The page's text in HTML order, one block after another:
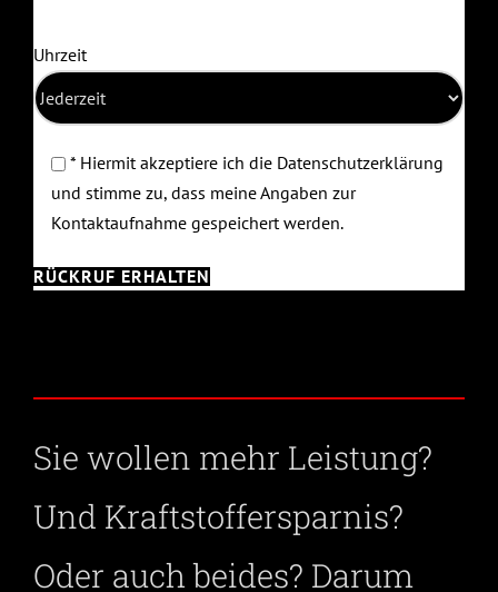
Uhrzeit
* Hiermit akzeptiere ich die Datenschutzerklärung
und stimme zu, dass meine Angaben zur
Kontaktaufnahme gespeichert werden.
Sie wollen mehr Leistung?
Und Kraftstoffersparnis?
Oder auch beides? Darum